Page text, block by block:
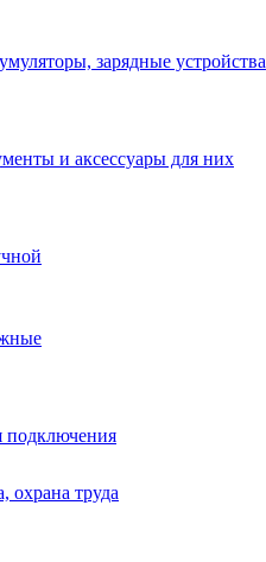
зарядные устройства
и аксессуары для них
подключения
охрана труда